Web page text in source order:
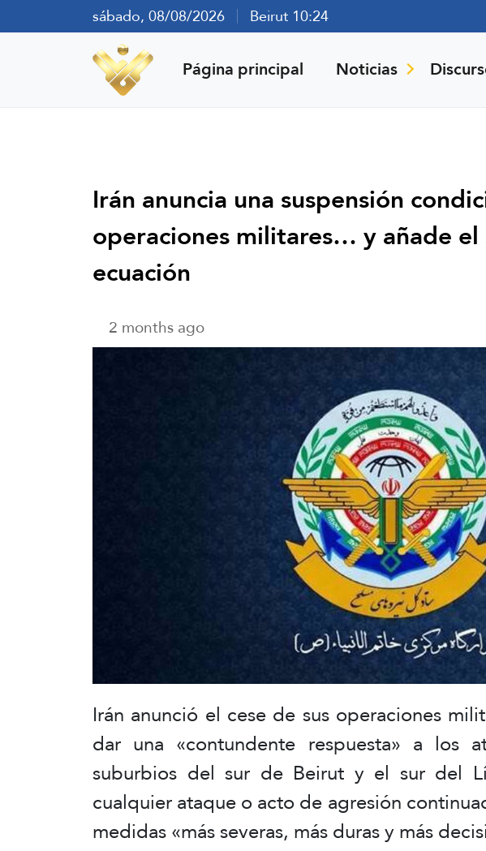
sábado, 08/08/2026 Beirut 10:24
Página principal Noticias
Irán anuncia una suspensión
operaciones militares… y añade
ecuación
2 months ago
Irán anunció el cese de sus operaciones
dar una «contundente respuesta» a los
suburbios del sur de Beirut y el sur del
cualquier ataque o acto de agresión
medidas «más severas, más duras y más